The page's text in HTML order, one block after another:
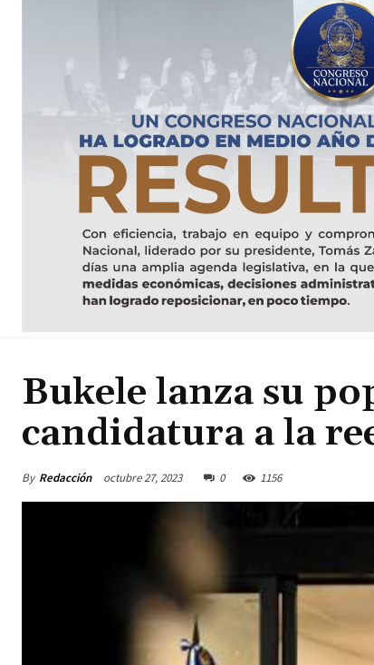
Bukele lanza su
candidatura a la
By Redacción octubre 27, 2023 0 1156